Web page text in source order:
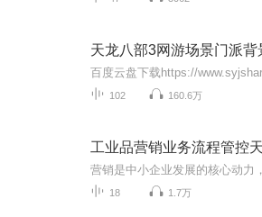
天龙八部3网游场景门派背
百度云盘下载https://
102 160.6万
工业品营销业务流程管控
18 1.7万